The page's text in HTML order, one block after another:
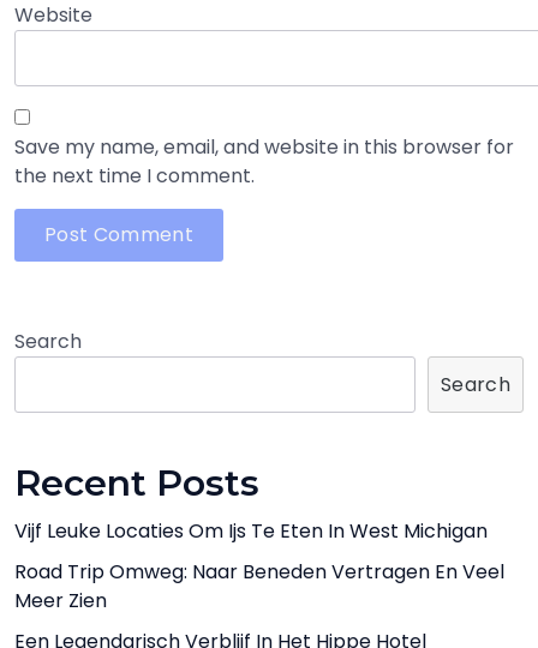
Website
Save my name, email, and website in this browser for
the next time I comment.
Search
Search
Recent Posts
Vijf Leuke Locaties Om Ijs Te Eten In West Michigan
Road Trip Omweg: Naar Beneden Vertragen En Veel
Meer Zien
Een Legendarisch Verblijf In Het Hippe Hotel